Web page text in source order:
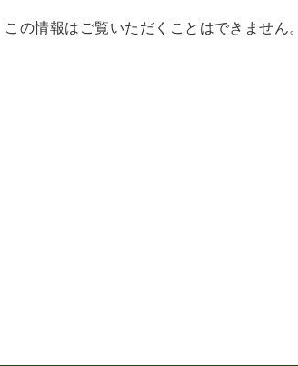
の情報はご覧いただくことはできません。